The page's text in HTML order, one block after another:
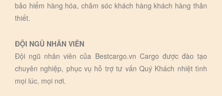
bảo hiểm hàng hóa, chăm sóc khách hàng khách hàng thân
thiết.
ĐỘI NGŨ NHÂN VIÊN
Đội ngũ nhân viên của Bestcargo.vn Cargo được đào tạo
chuyên nghiệp, phục vụ hỗ trợ tư vấn Quý Khách nhiệt tình
mọi lúc, mọi nơi.